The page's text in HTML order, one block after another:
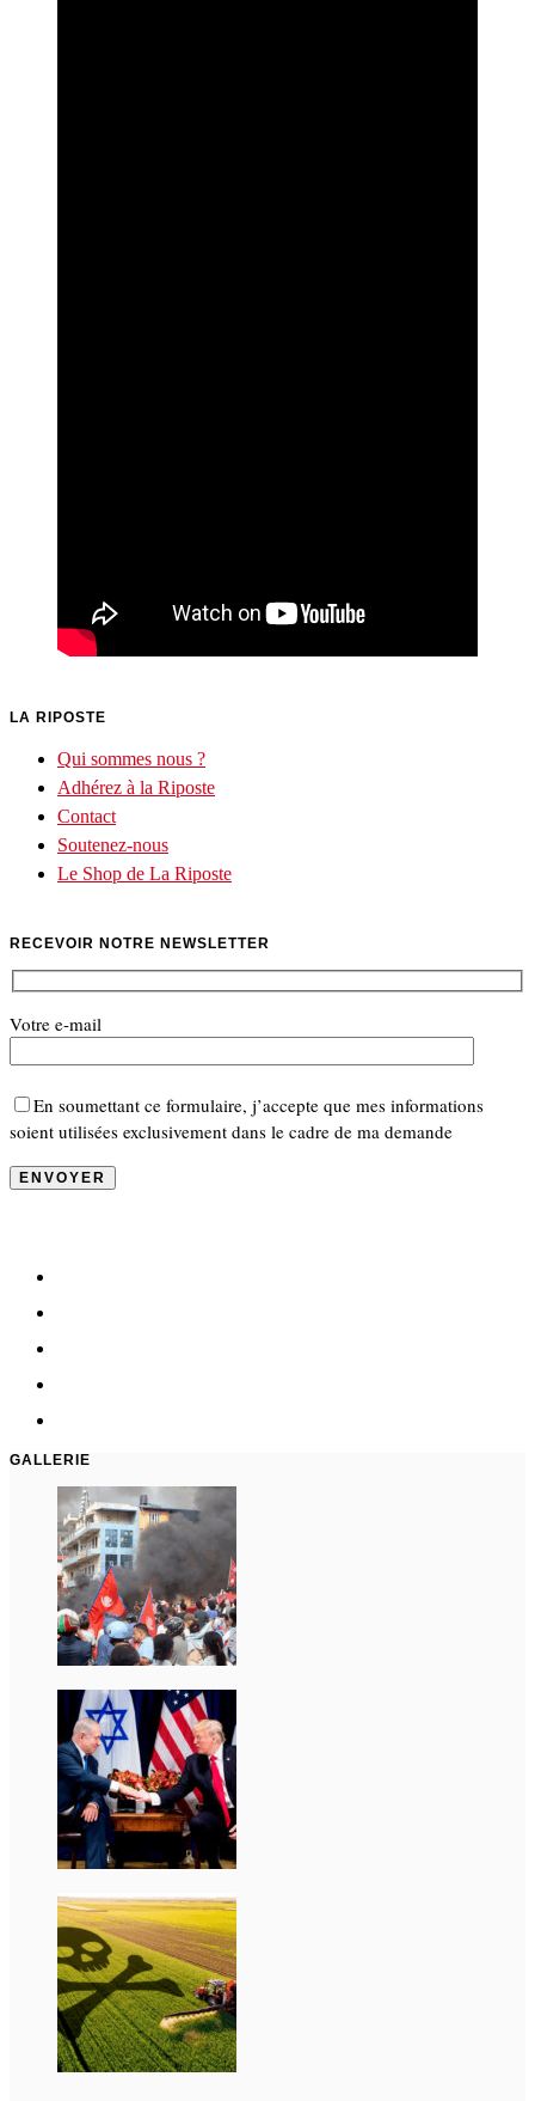
LA RIPOSTE
Qui sommes nous ?
Adhérez à la Riposte
Contact
Soutenez-nous
Le Shop de La Riposte
RECEVOIR NOTRE NEWSLETTER
Votre e-mail
En soumettant ce formulaire, j’accepte que mes informations
soient utilisées exclusivement dans le cadre de ma demande
GALLERIE